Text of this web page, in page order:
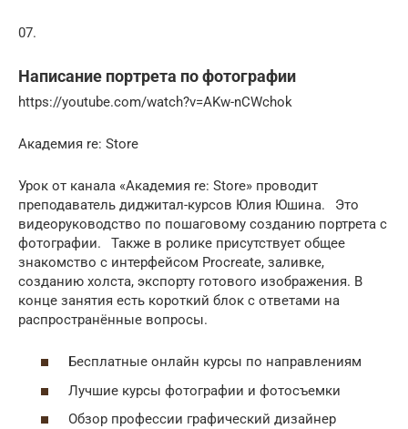
07.
Написание портрета по фотографии
https://youtube.com/watch?v=AKw-nCWchok
Академия re: Store
Урок от канала «Академия re: Store» проводит
преподаватель диджитал-курсов Юлия Юшина.⠀Это
видеоруководство по пошаговому созданию портрета с
фотографии.⠀Также в ролике присутствует общее
знакомство с интерфейсом Procreate, заливке,
созданию холста, экспорту готового изображения. В
конце занятия есть короткий блок с ответами на
распространённые вопросы.
Бесплатные онлайн курсы по направлениям
Лучшие курсы фотографии и фотосъемки
Обзор профессии графический дизайнер